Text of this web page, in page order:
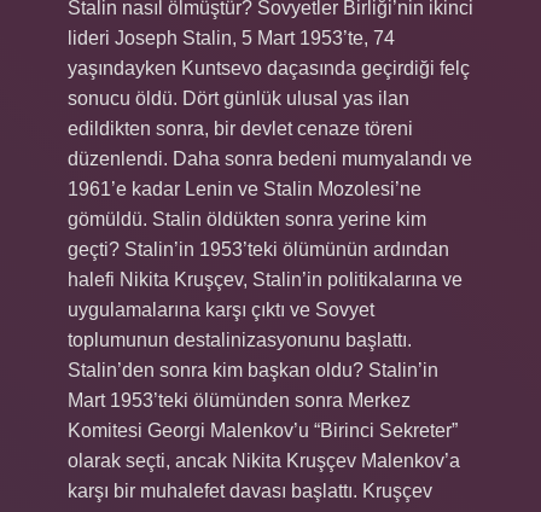
Stalin nasıl ölmüştür? Sovyetler Birliği’nin ikinci
lideri Joseph Stalin, 5 Mart 1953’te, 74
yaşındayken Kuntsevo daçasında geçirdiği felç
sonucu öldü. Dört günlük ulusal yas ilan
edildikten sonra, bir devlet cenaze töreni
düzenlendi. Daha sonra bedeni mumyalandı ve
1961’e kadar Lenin ve Stalin Mozolesi’ne
gömüldü. Stalin öldükten sonra yerine kim
geçti? Stalin’in 1953’teki ölümünün ardından
halefi Nikita Kruşçev, Stalin’in politikalarına ve
uygulamalarına karşı çıktı ve Sovyet
toplumunun destalinizasyonunu başlattı.
Stalin’den sonra kim başkan oldu? Stalin’in
Mart 1953’teki ölümünden sonra Merkez
Komitesi Georgi Malenkov’u “Birinci Sekreter”
olarak seçti, ancak Nikita Kruşçev Malenkov’a
karşı bir muhalefet davası başlattı. Kruşçev